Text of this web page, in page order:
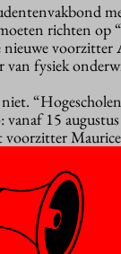
richten op
nieuwe voorzitter
van fysiek
vanaf 15
voorzitter
“Wij zijn
weer volledig
willen ook liever
“Het is heel